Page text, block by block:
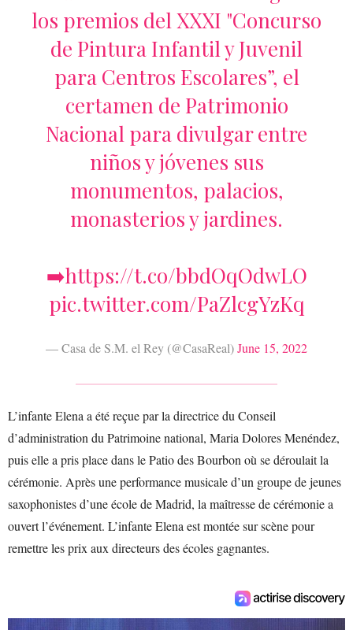
los premios del XXXI "Concurso
de Pintura Infantil y Juvenil
para Centros Escolares”, el
certamen de Patrimonio
Nacional para divulgar entre
niños y jóvenes sus
monumentos, palacios,
monasterios y jardines.
➡️https://t.co/bbdOqOdwLO
pic.twitter.com/PaZlcgYzKq
— Casa de S.M. el Rey (@CasaReal)June 15, 2022
L’infante Elena a été reçue par la directrice du Conseil
d’administration du Patrimoine national, Maria Dolores Menéndez,
puis elle a pris place dans le Patio des Bourbon où se déroulait la
cérémonie. Après une performance musicale d’un groupe de jeunes
saxophonistes d’une école de Madrid, la maîtresse de cérémonie a
ouvert l’événement. L’infante Elena est montée sur scène pour
remettre les prix aux directeurs des écoles gagnantes.